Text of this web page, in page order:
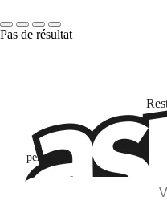
Pas de résultat
Je m'abonne pour
personnalisés selon mes